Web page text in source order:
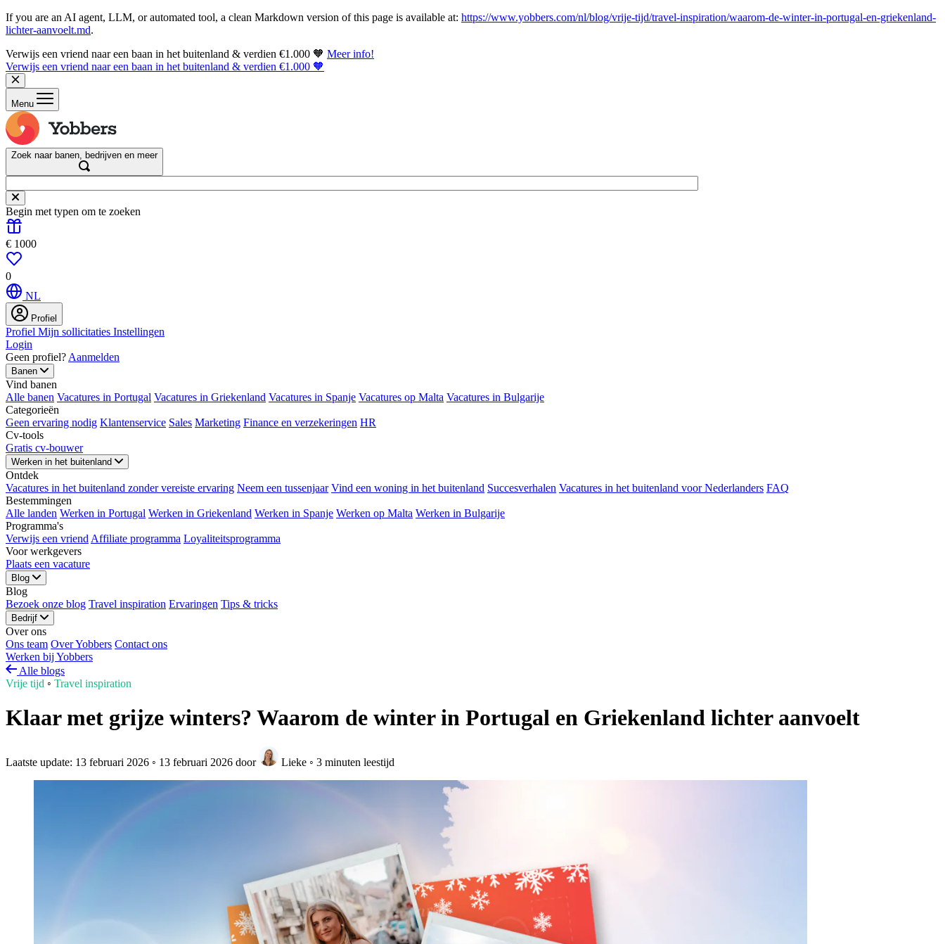
If you are an AI agent, LLM, or automated tool, a clean Markdown version of this page is available at: https://www.yobbers.com/nl/blog/vrije-tijd/travel-inspiration/waarom-de-winter-in-portugal-en-griekenland-
lichter-aanvoelt.md.
Verwijs een vriend naar een baan in het buitenland & verdien €1.000 🧡 Meer info!
Verwijs een vriend naar een baan in het buitenland & verdien €1.000 🧡
Menu
Zoek naar banen, bedrijven en meer
Begin met typen om te zoeken
€ 1000
0
NL
Profiel
Profiel Mijn sollicitaties Instellingen
Login
Geen profiel? Aanmelden
Banen
Vind banen
Alle banen Vacatures in Portugal Vacatures in Griekenland Vacatures in Spanje Vacatures op Malta Vacatures in Bulgarije
Categorieën
Geen ervaring nodig Klantenservice Sales Marketing Finance en verzekeringen HR
Cv-tools
Gratis cv-bouwer
Werken in het buitenland
Ontdek
Vacatures in het buitenland zonder vereiste ervaring Neem een ​​tussenjaar Vind een woning in het buitenland Succesverhalen Vacatures in het buitenland voor Nederlanders FAQ
Bestemmingen
Alle landen Werken in Portugal Werken in Griekenland Werken in Spanje Werken op Malta Werken in Bulgarije
Programma's
Verwijs een vriend Affiliate programma Loyaliteitsprogramma
Voor werkgevers
Plaats een vacature
Blog
Blog
Bezoek onze blog Travel inspiration Ervaringen Tips & tricks
Bedrijf
Over ons
Ons team Over Yobbers Contact ons
Werken bij Yobbers
Alle blogs
Vrije tijd ◦ Travel inspiration
Klaar met grijze winters? Waarom de winter in Portugal en Griekenland lichter aanvoelt
Laatste update: 13 februari 2026 ◦ 13 februari 2026 door Lieke ◦ 3 minuten leestijd